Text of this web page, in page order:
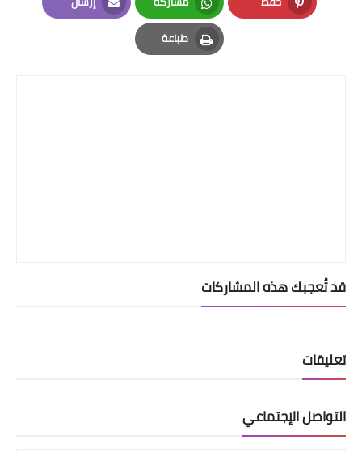
Pinterest
Whatsapp
Email
طباعة
Print
قد تُعجبك هذه المشاركات
تعليقات
التواصل الإجتماعي